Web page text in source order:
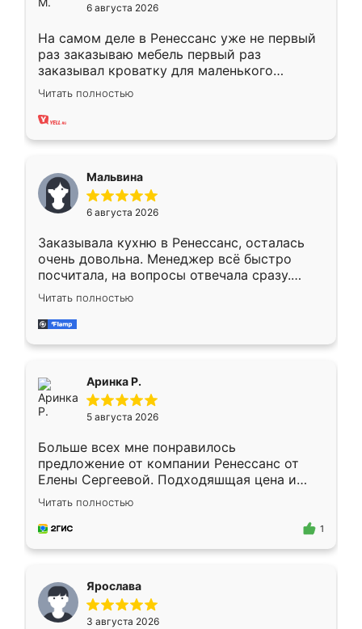
6 августа 2026
На самом деле в Ренессанс уже не первый
раз заказываю мебель первый раз
заказывал кроватку для маленького
ребёнка при его рождении ,во второй раз
заказал шкаф-купе. По качеству очень
хорошее сборка достаточно быстрая,
меньше, здесь же он более разнообразный.
Мне нравится ,если что-то потребуется из
мебели буду заказывать только здесь.
Читать полностью
Мальвина
6 августа 2026
Заказывала кухню в Ренессанс, осталась
очень довольна. Менеджер всё быстро
посчитала, на вопросы отвечала сразу.
Замерщик приехал в субботу, подошёл к
делу со всей ответственностью. Собрали
за день, ребята работали аккуратно, даже
Читать полностью
Аринка Р.
5 августа 2026
Больше всех мне понравилось
предложение от компании Ренессанс от
Елены Сергеевой. Подходяшщая цена и
короткие сроки изготовления. Приехавший
для замера сотрудник Владислав
предложил по моему эскизу самый
Читать полностью
1
Ярослава
3 августа 2026